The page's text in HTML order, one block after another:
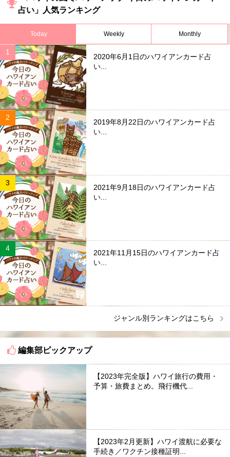
占い」人気ランキング
Today Weekly Monthly
2020年6月1日のハワイアンカード占
い...
2019年8月22日のハワイアンカード占
い...
2021年9月18日のハワイアンカード占
い...
2021年11月15日のハワイアンカード占
い...
ジャンル別ランキングはこちら
編集部ピックアップ
【2023年完全版】ハワイ旅行の費用・
予算・旅費まとめ。飛行機代...
【2023年2月更新】ハワイ渡航に必要な
手続き／ワクチン接種証明...